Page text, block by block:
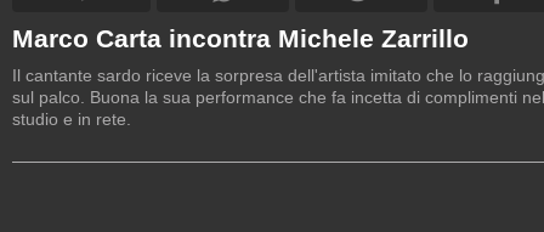
Marco Carta incontra Michele Zarrillo
Il cantante sardo riceve la sorpresa dell'artista imitato che lo
sul palco. Buona la sua performance che fa incetta di complimenti
studio e in rete.